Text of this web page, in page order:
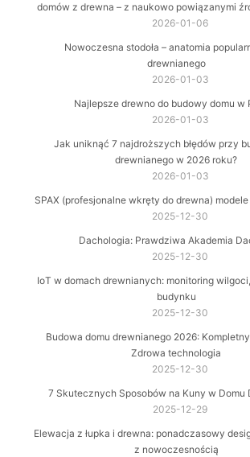
domów z drewna – z naukowo powiązanymi
2026-01-06
Nowoczesna stodoła – anatomia
drewnianego
2026-01-03
Najlepsze drewno do budowy domu w
2026-01-03
Jak uniknąć 7 najdroższych błędów przy
drewnianego w 2026 roku?
2026-01-03
SPAX (profesjonalne wkręty do drewna)
2025-12-30
Dachologia: Prawdziwa Akademia
2025-12-30
IoT w domach drewnianych: monitoring wilgoci,
budynku
2025-12-30
Budowa domu drewnianego 2026:
Zdrowa technologia
2025-12-30
7 Skutecznych Sposobów na Kuny w Domu
2025-12-29
Elewacja z łupka i drewna: ponadczasowy
z nowoczesnością